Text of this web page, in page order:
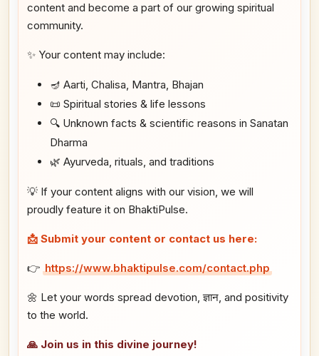
content and become a part of our growing spiritual
community.
✨ Your content may include:
🪔 Aarti, Chalisa, Mantra, Bhajan
📜 Spiritual stories & life lessons
🔍 Unknown facts & scientific reasons in Sanatan
Dharma
🌿 Ayurveda, rituals, and traditions
💡 If your content aligns with our vision, we will
proudly feature it on BhaktiPulse.
📩 Submit your content or contact us here:
👉 https://www.bhaktipulse.com/contact.php
🌼 Let your words spread devotion, ज्ञान, and positivity
to the world.
🙏 Join us in this divine journey!